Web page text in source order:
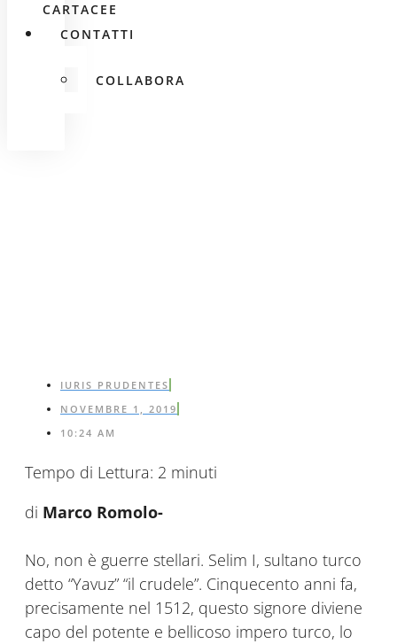
CARTACEE
CONTATTI
COLLABORA
IURIS PRUDENTES
NOVEMBRE 1, 2019
10:24 AM
Tempo di Lettura: 2 minuti
di Marco Romolo-
No, non è guerre stellari. Selim I, sultano turco
detto “Yavuz” “il crudele”. Cinquecento anni fa,
precisamente nel 1512, questo signore diviene
capo del potente e bellicoso impero turco, lo